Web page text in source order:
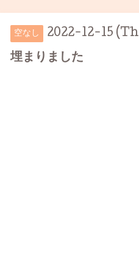
空なし 2022-12-15
埋まりました